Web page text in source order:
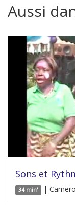
Aussi
Sons et
34 min' |